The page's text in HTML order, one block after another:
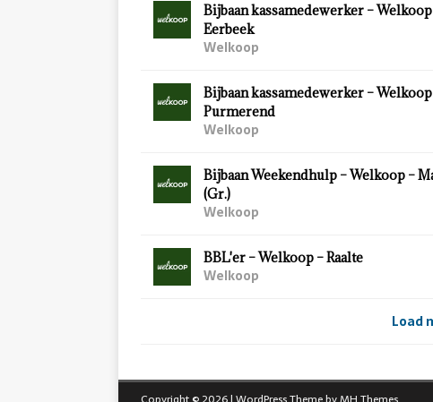
Bijbaan kassamedewerker –
Eerbeek
Welkoop
Bijbaan kassamedewerker –
Purmerend
Welkoop
Bijbaan Weekendhulp – Welkoop –
(Gr.)
Welkoop
BBL'er – Welkoop – Raalte
Welkoop
Load